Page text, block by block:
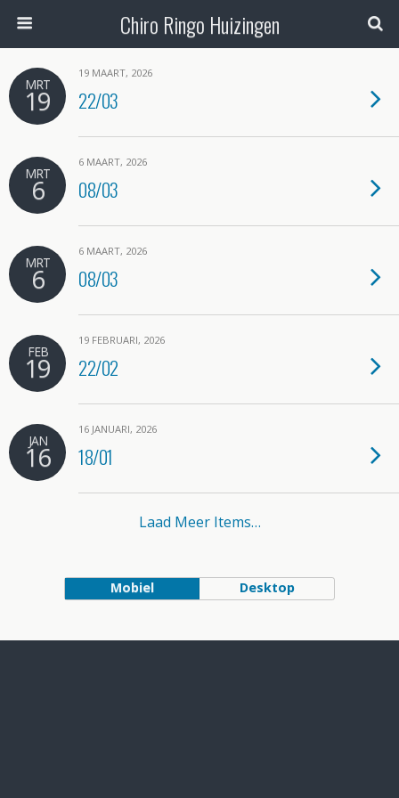
Chiro Ringo Huizingen
MRT
19
19 MAART, 2026
22/03
MRT
6
6 MAART, 2026
08/03
MRT
6
6 MAART, 2026
08/03
FEB
19
19 FEBRUARI, 2026
22/02
JAN
16
16 JANUARI, 2026
18/01
Laad Meer Items…
Mobiel Desktop